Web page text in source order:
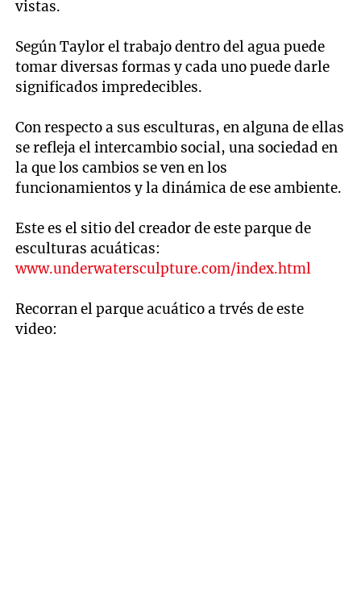
vistas.
Según Taylor el trabajo dentro del agua puede
tomar diversas formas y cada uno puede darle
significados impredecibles.
Con respecto a sus esculturas, en alguna de ellas
se refleja el intercambio social, una sociedad en
la que los cambios se ven en los
funcionamientos y la dinámica de ese ambiente.
Este es el sitio del creador de este parque de
esculturas acuáticas:
www.underwatersculpture.com/index.html
Recorran el parque acuático a trvés de este
video: